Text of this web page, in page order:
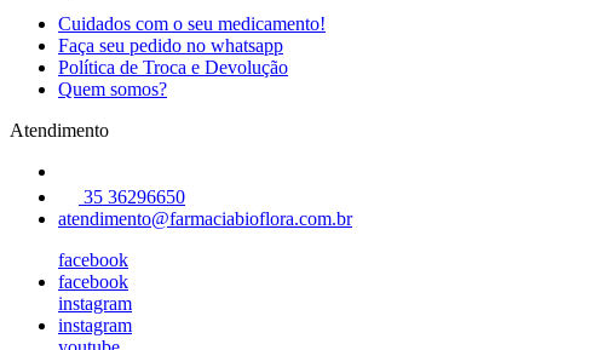
Cuidados com o seu medicamento!
Faça seu pedido no whatsapp
Política de Troca e Devolução
Quem somos?
Atendimento
35 36296650
atendimento@farmaciabioflora.com.br
facebook
facebook
instagram
instagram